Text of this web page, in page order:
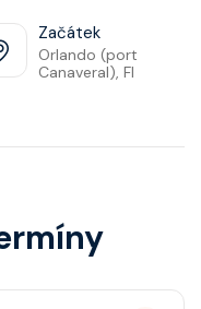
Začátek
Orlando (port
Canaveral), Fl